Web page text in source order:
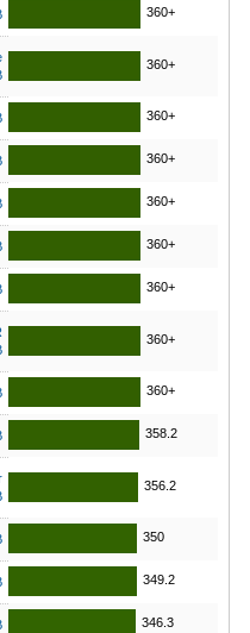
360+
360+
360+
360+
360+
360+
360+
360+
360+
358.2
356.2
350
349.2
346.3